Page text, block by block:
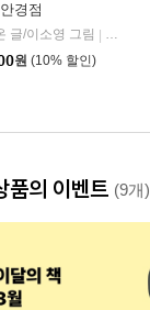
경점
글/이소영 그림
씨드북
원 (10% 할인)
품의 이벤트 (9개)